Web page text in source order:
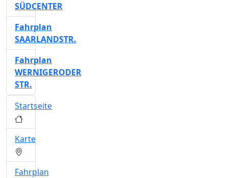
SÜDCENTER
Fahrplan
SAARLANDSTR.
Fahrplan
WERNIGERODER
STR.
Startseite
Karte
Fahrplan